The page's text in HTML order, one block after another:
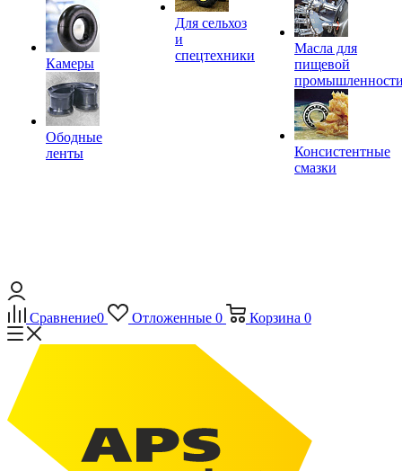
Камеры
Ободные
ленты
Для сельхоз
и
спецтехники
Масла для
пищевой
Консистентные
смазки
Сравнение0 Отложенные 0 Корзина 0